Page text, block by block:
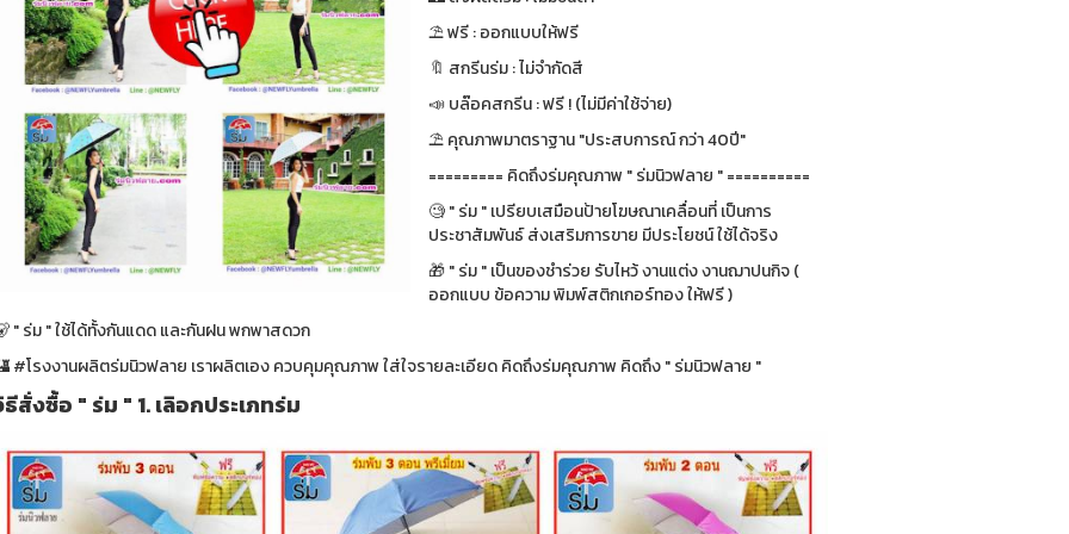
⛱ ฟรี : ออกแบบให้ฟรี
🔖 สกรีนร่ม : ไม่จำกัดสี
📣 บล๊อคสกรีน : ฟรี ! (ไม่มีค่าใช้จ่าย)
⛱ คุณภาพมาตราฐาน "ประสบการณ์ กว่า 40ปี"
========= คิดถึงร่มคุณภาพ " ร่มนิวฟลาย " ==========
🧐 " ร่ม " เปรียบเสมือนป้ายโฆษณาเคลื่อนที่ เป็นการ
ประชาสัมพันธ์ ส่งเสริมการขาย มีประโยชน์ ใช้ได้จริง
🎁 " ร่ม " เป็นของชำร่วย รับไหว้ งานแต่ง งานฌาปนกิจ (
ออกแบบ ข้อความ พิมพ์สติกเกอร์ทอง ให้ฟรี )
" ร่ม " ใช้ได้ทั้งกันแดด และกันฝน พกพาสดวก
#โรงงานผลิตร่มนิวฟลาย เราผลิตเอง ควบคุมคุณภาพ ใส่ใจรายละเอียด คิดถึงร่มคุณภาพ คิดถึง " ร่มนิวฟลาย "
สั่งซื้อ " ร่ม " 1. เลิอกประเภทร่ม